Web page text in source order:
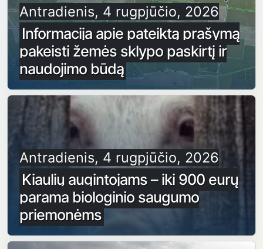
Antradienis, 4 rugpjūčio, 2026
Informacija apie pateiktą prašymą
pakeisti žemės sklypo paskirtį ir
naudojimo būdą
Antradienis, 4 rugpjūčio, 2026
Kiaulių augintojams – iki 900 eurų
parama biologinio saugumo
priemonėms